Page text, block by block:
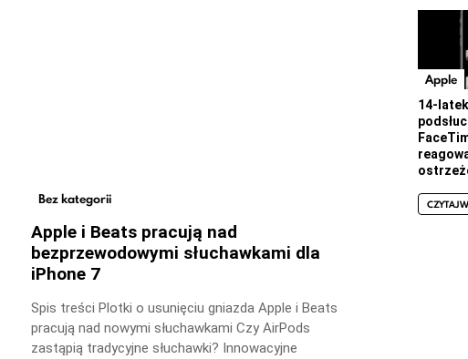
Bez kategorii
Apple i Beats pracują nad
bezprzewodowymi słuchawkami dla
iPhone 7
Spis treści Plotki o usunięciu gniazda Apple i Beats
pracują nad nowymi słuchawkami Czy AirPods
zastąpią tradycyjne słuchawki? Innowacyjne
Apple
14-latek
CZYTAJ